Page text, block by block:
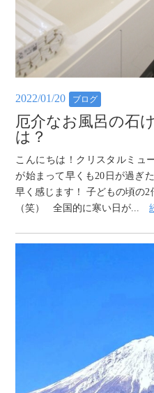
2022/01/20 ブログ
厄介なお風呂の石
は？
こんにちは！クリスタルミ
が始まって早くも20日が過ぎ
早く感じます！ 子どもの頃の
（笑） 全国的に寒い日が...